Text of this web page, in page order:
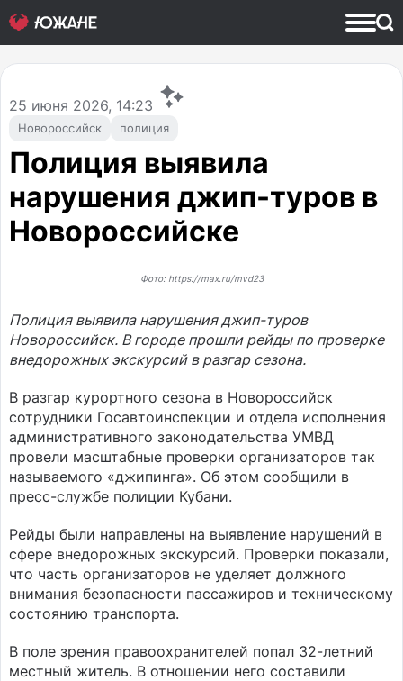
Новороссийск полиция
25 июня 2026, 14:23
Полиция выявила
нарушения джип-туров в
Новороссийске
Фото: https://max.ru/mvd23
Полиция выявила нарушения джип-туров
Новороссийск. В городе прошли рейды по проверке
внедорожных экскурсий в разгар сезона.
В разгар курортного сезона в Новороссийск
сотрудники Госавтоинспекции и отдела исполнения
административного законодательства УМВД
провели масштабные проверки организаторов так
называемого «джипинга». Об этом сообщили в
пресс-службе полиции Кубани.
Рейды были направлены на выявление нарушений в
сфере внедорожных экскурсий. Проверки показали,
что часть организаторов не уделяет должного
внимания безопасности пассажиров и техническому
состоянию транспорта.
В поле зрения правоохранителей попал 32-летний
местный житель. В отношении него составили